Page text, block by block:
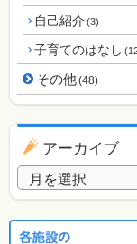
自己紹介 (3)
子育てのはなし
その他(48)
アーカイブ
アーカイブ